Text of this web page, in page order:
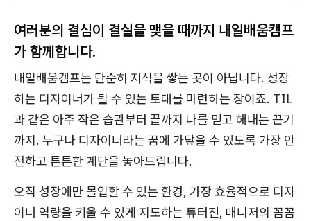
여러분의 결심이 결실을 맺을 때까지 내일배움캠프
가 함께합니다.
내일배움캠프는 단순히 지식을 쌓는 곳이 아닙니다. 성장
하는 디자이너가 될 수 있는 토대를 마련하는 장이죠. TIL
과 같은 아주 작은 습관부터 끝까지 나를 믿고 해내는 끈기
까지. 누구나 디자이너라는 꿈에 가닿을 수 있도록 가장 안
전하고 튼튼한 계단을 놓아드립니다.
오직 성장에만 몰입할 수 있는 환경, 가장 효율적으로 디자
이너 역량을 키울 수 있게 지도하는 튜터진, 매니저의 꼼꼼